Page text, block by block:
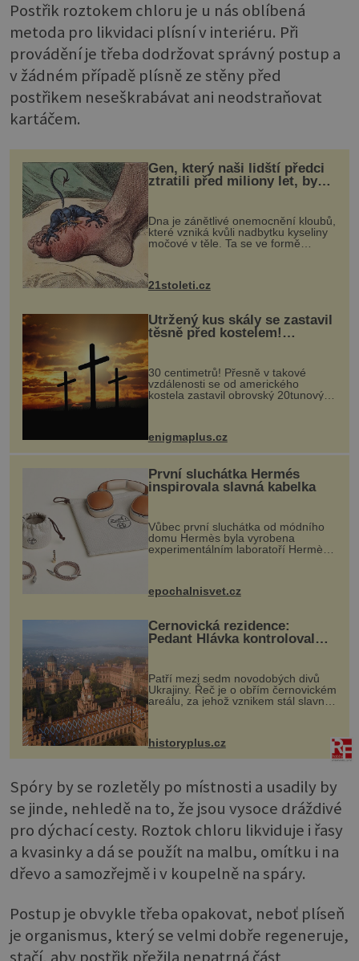
Postřik roztokem chloru je u nás oblíbená
metoda pro likvidaci plísní v interiéru. Při
provádění je třeba dodržovat správný postup a
v žádném případě plísně ze stěny před
postřikem neseškrabávat ani neodstraňovat
kartáčem.
Gen, který naši lidští předci
ztratili před miliony let, by
mohl pomoci s léčbou
„nemoci králů“
Dna je zánětlivé onemocnění kloubů,
které vzniká kvůli nadbytku kyseliny
močové v těle. Ta se ve formě
nohou, a způsobuje bole...
21stoleti.cz
Utržený kus skály se zastavil
těsně před kostelem!
Ochránila ho boží síla?
30 centimetrů! Přesně v takové
vzdálenosti se od amerického
kostela zastavil obrovský 20tunový
...
enigmaplus.cz
První sluchátka Hermés
inspirovala slavná kabelka
Vůbec první sluchátka od módního
domu Hermès byla vyrobena
experimentálním laboratoří Hermès
kovový...
epochalnisvet.cz
Černovická rezidence:
Pedant Hlávka kontroloval
Patří mezi sedm novodobých divů
Ukrajiny. Řeč je o obřím černovickém
areálu, za jehož vznikem stál slavný
český architekt Josef Hlávka. Ten si
na něm dal mimořádně záležet. Jeho
historyplus.cz
Spóry by se rozletěly po místnosti a usadily by
se jinde, nehledě na to, že jsou vysoce dráždivé
pro dýchací cesty. Roztok chloru likviduje i řasy
a kvasinky a dá se použít na malbu, omítku i na
dřevo a samozřejmě i v koupelně na spáry.
Postup je obvykle třeba opakovat, neboť plíseň
je organismus, který se velmi dobře regeneruje,
stačí, aby postřik přežila nepatrná část